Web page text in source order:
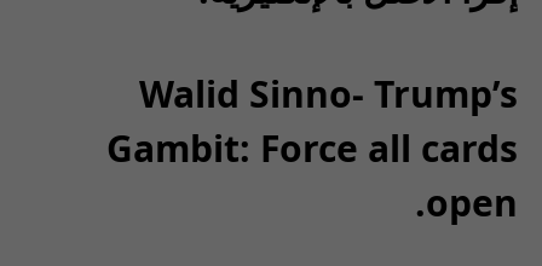
Walid Sinno- Trump’s
Gambit: Force all cards
open.